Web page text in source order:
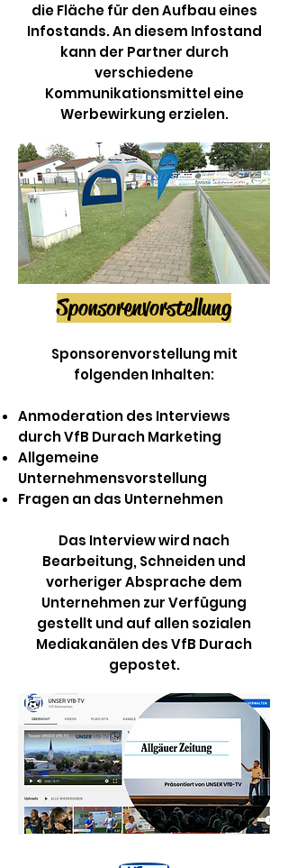
die Fläche für den Aufbau eines
Infostands. An diesem Infostand
kann der Partner durch
verschiedene
Kommunikationsmittel eine
Werbewirkung erzielen.
Sponsorenvorstellung
Sponsorenvorstellung mit
folgenden Inhalten:
Anmoderation des Interviews
durch VfB Durach Marketing
Allgemeine
Unternehmensvorstellung
Fragen an das Unternehmen
Das Interview wird nach
Bearbeitung, Schneiden und
vorheriger Absprache dem
Unternehmen zur Verfügung
gestellt und auf allen sozialen
Mediakanälen des VfB Durach
gepostet.